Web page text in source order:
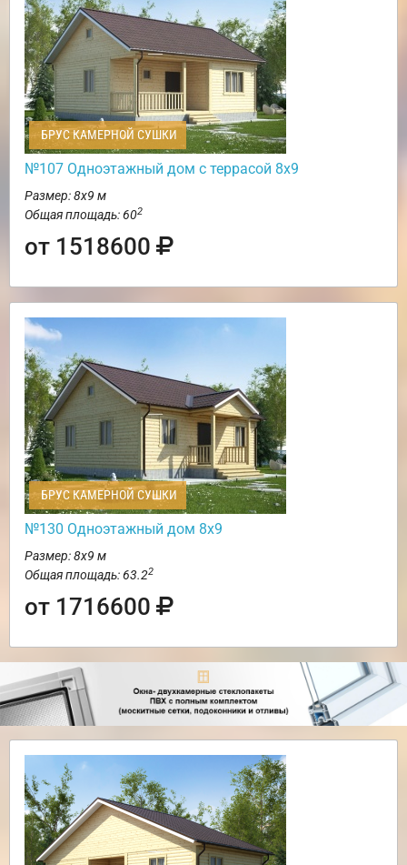
БРУС КАМЕРНОЙ СУШКИ
№107 Одноэтажный дом с террасой 8х9
Размер: 8х9 м
Общая площадь: 602
от 1518600
БРУС КАМЕРНОЙ СУШКИ
№130 Одноэтажный дом 8х9
Размер: 8х9 м
Общая площадь: 63.22
от 1716600